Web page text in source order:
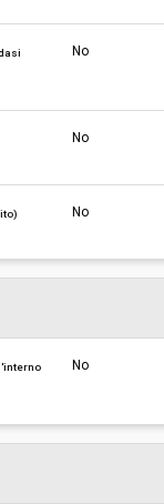
No
No
No
No